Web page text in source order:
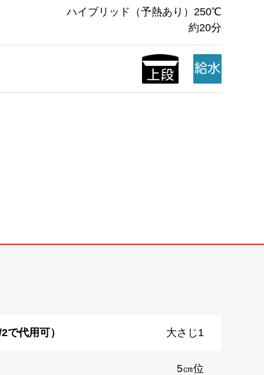
ハイブリッド（予熱あり）250℃
約20分
で代用可） 大さじ1
5㎝位